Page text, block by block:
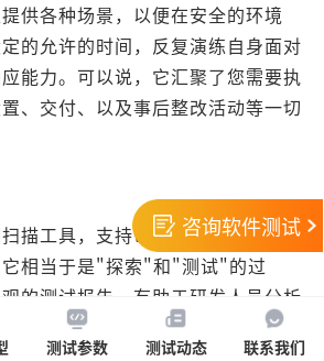
供各种场景，以便在安全的环境
的允许的时间，反复演练自身面对
能力。可以说，它汇聚了您需要执
、交付、以及事后整改活动等一切
工具，支持Web和移动，非常
相当于是"探索"和"测试"的过
的测试报告，有助于研发人员分析
工具用这个，扫描一些安全漏洞，
咨询软件测试
测试参数 测试动态 联系我们